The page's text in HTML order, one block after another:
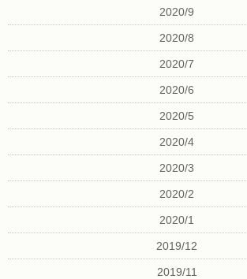
2020/9
2020/8
2020/7
2020/6
2020/5
2020/4
2020/3
2020/2
2020/1
2019/12
2019/11